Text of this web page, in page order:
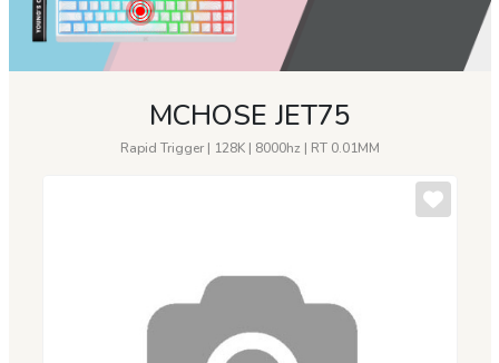
MCHOSE JET75
Rapid Trigger | 128K | 8000hz | RT 0.01MM